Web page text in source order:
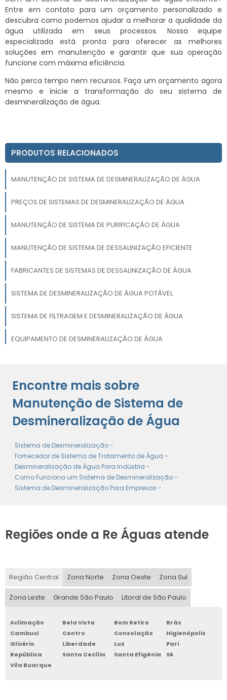
Entre em contato para um orçamento personalizado e
descubra como podemos ajudar a melhorar a qualidade da
água utilizada em seus processos. Nossa equipe
especializada está pronta para oferecer as melhores
soluções em manutenção e garantir que sua operação
funcione com máxima eficiência.
Não perca tempo nem recursos. Faça um orçamento agora
mesmo e inicie a transformação do seu sistema de
desmineralização de água.
PRODUTOS RELACIONADOS
MANUTENÇÃO DE SISTEMA DE DESMINERALIZAÇÃO DE ÁGUA
PREÇOS DE SISTEMAS DE DESMINERALIZAÇÃO DE ÁGUA
MANUTENÇÃO DE SISTEMA DE PURIFICAÇÃO DE ÁGUA
MANUTENÇÃO DE SISTEMA DE DESSALINIZAÇÃO EFICIENTE
FABRICANTES DE SISTEMAS DE DESSALINIZAÇÃO DE ÁGUA
SISTEMA DE DESMINERALIZAÇÃO DE ÁGUA POTÁVEL
SISTEMA DE FILTRAGEM E DESMINERALIZAÇÃO DE ÁGUA
EQUIPAMENTO DE DESMINERALIZAÇÃO DE ÁGUA
MANUTENÇÃO DE SISTEMA DE TRATAMENTO DE ÁGUA
Encontre mais sobre
Manutenção de Sistema de
Desmineralização de Água
Sistema de Desmineralização -
Fornecedor de Sistema de Tratamento de Água -
Desmineralização de Água Para Indústria -
Como Funciona um Sistema de Desmineralização -
Sistema de Desmineralização Para Empresas -
Regiões onde a Re Águas atende
Região Central Zona Norte Zona Oeste Zona Sul
Zona Leste Grande São Paulo Litoral de São Paulo
Aclimação Bela Vista Bom Retiro
Brás
Cambuci
Centro Consolação
Higienópolis
Glicério
Liberdade Luz
Pari
República
Santa Cecília Santa Efigênia
Sé
Vila Buarque